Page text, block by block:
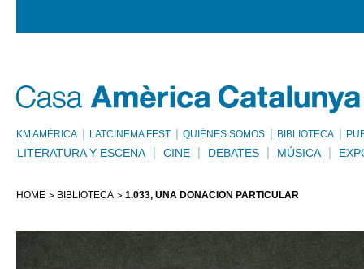
KM AMÈRICA LATCINEMA FEST QUIÉNES SOMOS BIBLIOTECA
LITERATURA Y ESCENA CINE DEBATES MÚSICA
HOME BIBLIOTECA 1.033, UNA DONACIÓN PARTICULAR